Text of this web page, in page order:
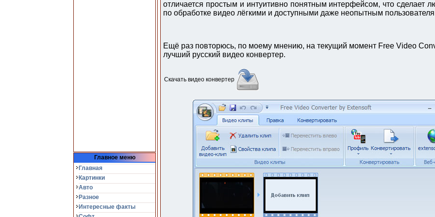
Главное меню
Главная
Картинки
Авто
Разное
Интересные факты
отличается простым и интуитивно понятным интерфейсом, что сделает
по обработке видео лёгкими и доступными даже неопытным
Ещё раз повторюсь, по моему мнению, на текущий момент Free Video
лучший русский видео конвертер.
Скачать видео конвертер